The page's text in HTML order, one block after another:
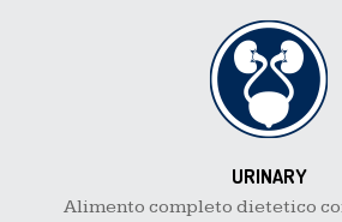
URINARY
Alimento completo dietetico